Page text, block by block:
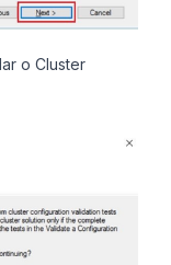
o Cluster